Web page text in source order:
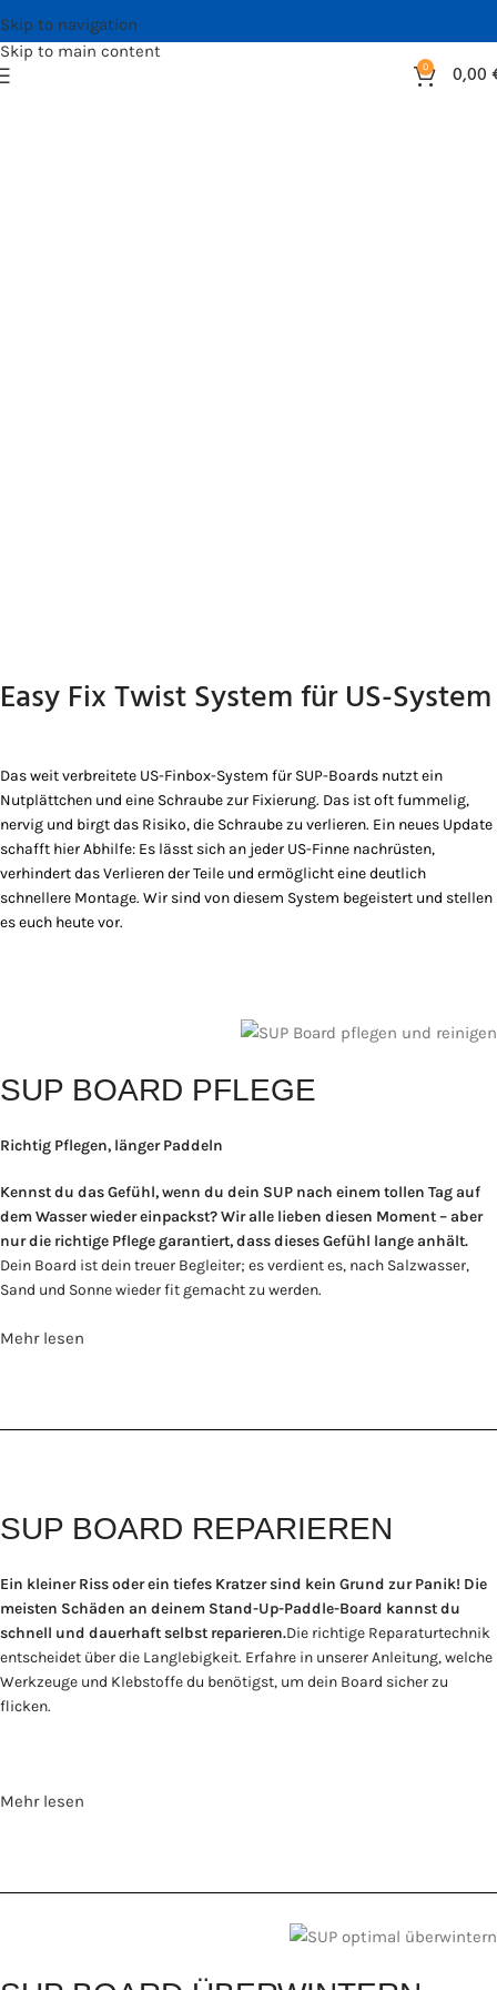
Skip to navigation
Skip to main content
0 0,00
Easy Fix Twist System für US-System
Das weit verbreitete US-Finbox-System für SUP-Boards nutzt ein
Nutplättchen und eine Schraube zur Fixierung. Das ist oft fummelig,
nervig und birgt das Risiko, die Schraube zu verlieren. Ein neues Update
schafft hier Abhilfe: Es lässt sich an jeder US-Finne nachrüsten,
verhindert das Verlieren der Teile und ermöglicht eine deutlich
schnellere Montage. Wir sind von diesem System begeistert und stellen
es euch heute vor.
SUP BOARD PFLEGE
Richtig Pflegen, länger Paddeln
Kennst du das Gefühl, wenn du dein SUP nach einem tollen Tag auf
dem Wasser wieder einpackst? Wir alle lieben diesen Moment – aber
nur die richtige Pflege garantiert, dass dieses Gefühl lange anhält.
Dein Board ist dein treuer Begleiter; es verdient es, nach Salzwasser,
Sand und Sonne wieder fit gemacht zu werden.
Mehr lesen
SUP BOARD REPARIEREN
Ein kleiner Riss oder ein tiefes Kratzer sind kein Grund zur Panik! Die
meisten Schäden an deinem Stand-Up-Paddle-Board kannst du
schnell und dauerhaft selbst reparieren.Die richtige Reparaturtechnik
entscheidet über die Langlebigkeit. Erfahre in unserer Anleitung, welche
Werkzeuge und Klebstoffe du benötigst, um dein Board sicher zu
flicken.
Mehr lesen